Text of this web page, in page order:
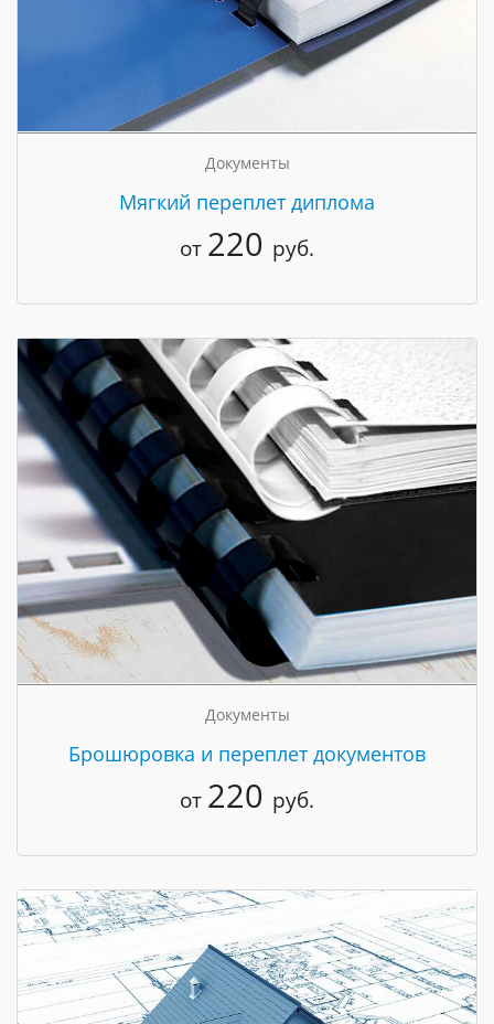
Документы
Мягкий переплет диплома
от 220 руб.
Документы
Брошюровка и переплет документов
от 220 руб.